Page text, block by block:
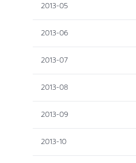
2013-05
2013-06
2013-07
2013-08
2013-09
2013-10